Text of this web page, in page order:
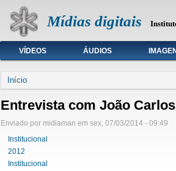
Mídias digitais
Seleção de tipo de mídia
VÍDEOS ÁUDIOS
Início
Entrevista com João
Enviado por midiaman em sex, 07/03/2014 - 09:49
Institucional
2012
Institucional